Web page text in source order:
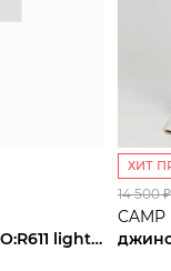
джинсы NI:CO:R611 light blue jogg
ХИТ
14 500 ₽
CAMP